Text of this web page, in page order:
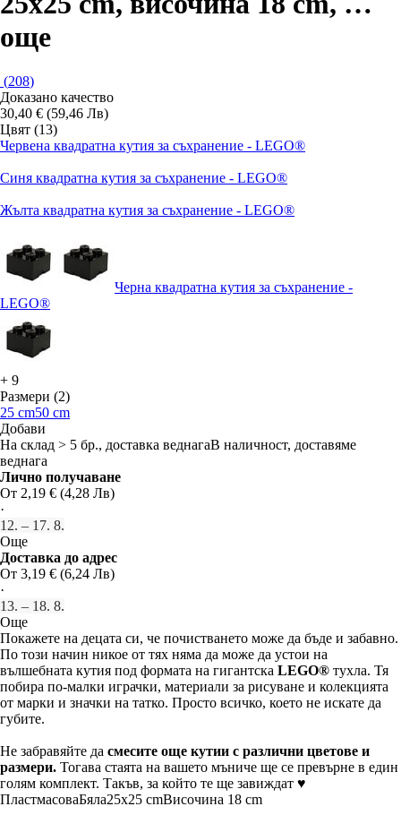
още
(208)
Доказано качество
30,40 € (59,46 Лв)
Цвят (13)
Червена квадратна кутия за съхранение - LEGO®
Синя квадратна кутия за съхранение - LEGO®
Жълта квадратна кутия за съхранение - LEGO®
Черна квадратна кутия за съхранение -
LEGO®
+ 9
Размери (2)
25 cm50 cm
Добави
На склад > 5 бр., доставка веднагаВ наличност, доставяме
веднага
Лично получаване
От 2,19 € (4,28 Лв)
·
12. – 17. 8.
Още
Доставка до адрес
От 3,19 € (6,24 Лв)
·
13. – 18. 8.
Още
Покажете на децата си, че почистването може да бъде и забавно.
По този начин никое от тях няма да може да устои на
вълшебната кутия под формата на гигантска LEGO® тухла. Тя
побира по-малки играчки, материали за рисуване и колекцията
от марки и значки на татко. Просто всичко, което не искате да
губите.
Не забравяйте да смесите още кутии с различни цветове и
размери. Тогава стаята на вашето мъниче ще се превърне в един
голям комплект. Такъв, за който те ще завиждат ♥
ПластмасоваБяла25x25 cmВисочина 18 cm